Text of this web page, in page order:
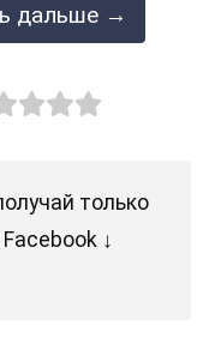
дальше →
только
↓